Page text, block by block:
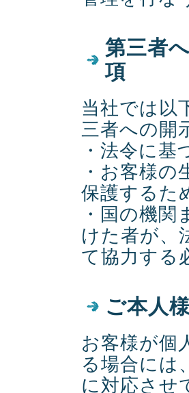
第三者
項
当社では以
三者への開
・法令に
・お客様
保護するた
・国の機
けた者が、
て協力する
ご本人
お客様が個
る場合には
に対応させ